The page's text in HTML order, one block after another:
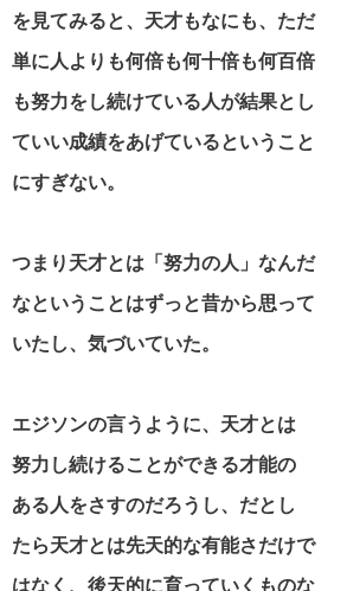
を見てみると、天才もなにも、ただ
単に人よりも何倍も何十倍も何百倍
も努力をし続けている人が結果とし
ていい成績をあげているということ
にすぎない。
つまり天才とは「努力の人」なんだ
なということはずっと昔から思って
いたし、気づいていた。
エジソンの言うように、天才とは
努力し続けることができる才能の
ある人をさすのだろうし、だとし
たら天才とは先天的な有能さだけで
はなく、後天的に育っていくものな